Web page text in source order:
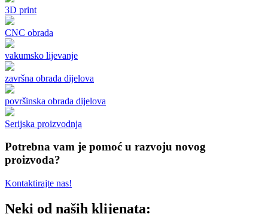
3D print
CNC obrada
vakumsko lijevanje
završna obrada dijelova
površinska obrada dijelova
Serijska proizvodnja
Potrebna vam je pomoć u razvoju novog
proizvoda?
Kontaktirajte nas!
Neki od naših klijenata: